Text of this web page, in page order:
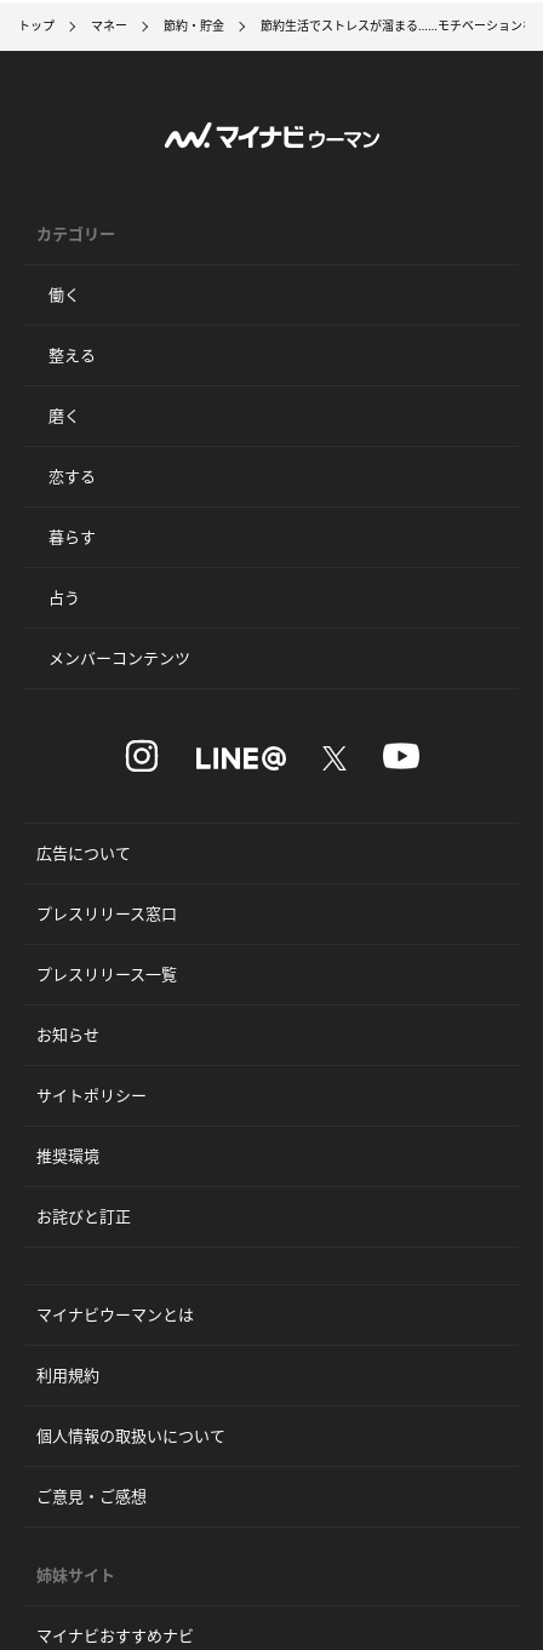
トップ マネー 節約・貯金 節約生活でストレスが溜まる……モチベーションを
カテゴリー
働く
整える
磨く
恋する
暮らす
占う
メンバーコンテンツ
広告について
プレスリリース窓口
プレスリリース一覧
お知らせ
サイトポリシー
推奨環境
お詫びと訂正
マイナビウーマンとは
利用規約
個人情報の取扱いについて
ご意見・ご感想
姉妹サイト
マイナビおすすめナビ